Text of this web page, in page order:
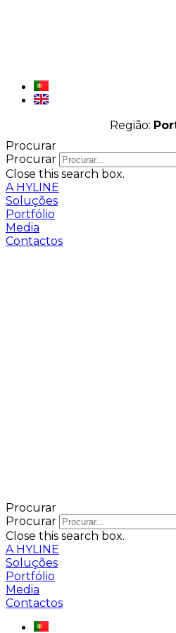
Região:
Procurar
Procurar
Close this search box.
A HYLINE
Soluções
Portfólio
Media
Contactos
Procurar
Procurar
Close this search box.
A HYLINE
Soluções
Portfólio
Media
Contactos